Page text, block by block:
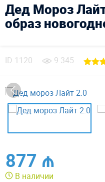
Дед Мороз
образ
ID 1120 9 345
877 ₼
В наличии